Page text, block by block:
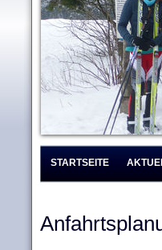
STARTSEITE